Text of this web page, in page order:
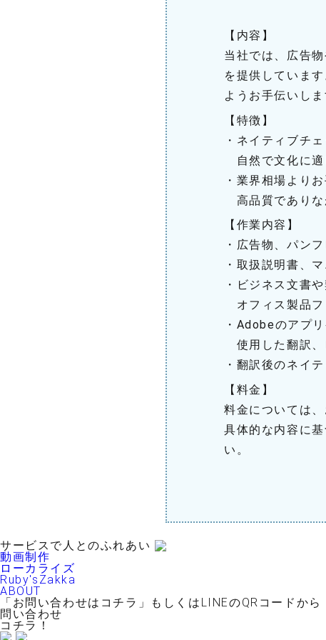
【内容】
当社では、広告
を提供していま
ようお手伝いしま
【特徴】
・ネイティブチ
自然で文化に適
・業界相場より
高品質でありな
【作業内容】
・広告物、パン
・取扱説明書、
・ビジネス文書
オフィス製品フ
・Adobeのアプ
使用した翻訳、
・翻訳後のネイ
【料金】
料金については
具体的な内容に
い。
サービスで人とのふれあい
動画制作
ローカライズ
Ruby'sZakka
ABOUT
「お問い合わせはコチラ」もしくはLINEのQRコードから
問い合わせ
コチラ！